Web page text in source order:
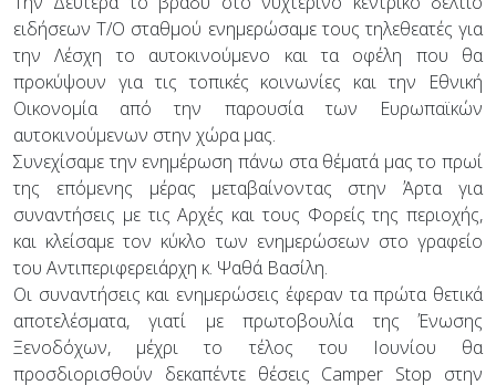
ειδήσεων Τ/Ο σταθμού ενημερώσαμε τους τηλεθεατές για
την Λέσχη το αυτοκινούμενο και τα οφέλη που θα
προκύψουν για τις τοπικές κοινωνίες και την Εθνική
Οικονομία από την παρουσία των Ευρωπαϊκών
αυτοκινούμενων στην χώρα μας.
Συνεχίσαμε την ενημέρωση πάνω στα θέματά μας το πρωί
της επόμενης μέρας μεταβαίνοντας στην Άρτα για
συναντήσεις με τις Αρχές και τους Φορείς της περιοχής,
και κλείσαμε τον κύκλο των ενημερώσεων στο γραφείο
του Αντιπεριφερειάρχη κ. Ψαθά Βασίλη.
Οι συναντήσεις και ενημερώσεις έφεραν τα πρώτα θετικά
αποτελέσματα, γιατί με πρωτοβουλία της Ένωσης
Ξενοδόχων, μέχρι το τέλος του Ιουνίου θα
προσδιορισθούν δεκαπέντε θέσεις Camper Stop στην